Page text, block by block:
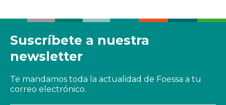
Suscríbete a nuestra
newsletter
Te mandamos toda la actualidad de Foessa a tu
correo electrónico.